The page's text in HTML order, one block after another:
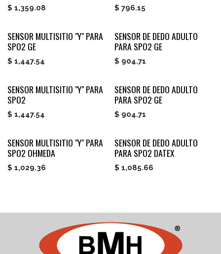
$ 1,359.08 $ 796.15
SENSOR MULTISITIO "Y" PARA
SPO2 GE
$ 1,447.54
SENSOR DE DEDO ADULTO
PARA SPO2 GE
$ 904.71
SENSOR MULTISITIO "Y" PARA
SPO2
$ 1,447.54
SENSOR DE DEDO ADULTO
PARA SPO2 GE
$ 904.71
SENSOR MULTISITIO "Y" PARA
SPO2 OHMEDA
$ 1,029.36
SENSOR DE DEDO ADULTO
PARA SPO2 DATEX
$ 1,085.66